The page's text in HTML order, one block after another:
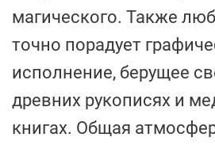
магического. Также
точно порадует
исполнение, берущее
древних рукописях и
книгах. Общая